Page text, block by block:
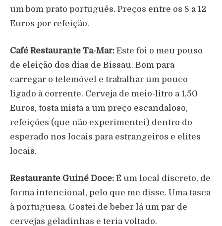
um bom prato português. Preços entre os 8 a 12
Euros por refeição.
Café Restaurante Ta-Mar: Este foi o meu pouso
de eleição dos dias de Bissau. Bom para
carregar o telemóvel e trabalhar um pouco
ligado à corrente. Cerveja de meio-litro a 1,50
Euros, tosta mista a um preço escandaloso,
refeições (que não experimentei) dentro do
esperado nos locais para estrangeiros e elites
locais.
Restaurante Guiné Doce: É um local discreto, de
forma intencional, pelo que me disse. Uma tasca
à portuguesa. Gostei de beber lá um par de
cervejas geladinhas e teria voltado.